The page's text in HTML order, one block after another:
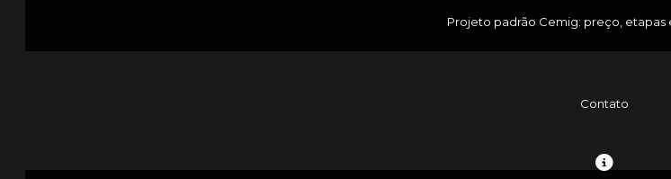
Projeto padrão Cemig: preço, etapas
Contato